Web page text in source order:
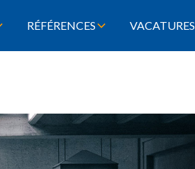
RÉFÉRENCES VACATURES